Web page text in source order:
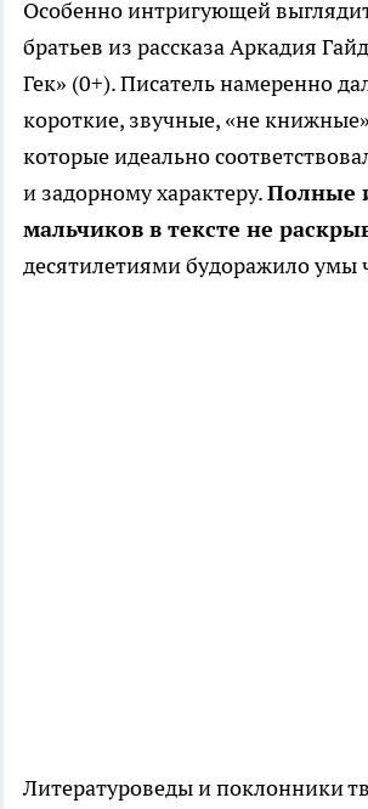
Особенно интригующей
братьев из рассказа Аркадия
Гек» (0+). Писатель намеренно
короткие, звучные, «не
которые идеально
и задорному характеру.Полные
мальчиков в тексте не
десятилетиями будоражило умы
Литературоведы и поклонники